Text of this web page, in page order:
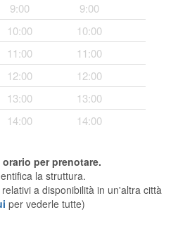
in cloud
9:00
9:00
10:00
10:00
11:00
11:00
12:00
12:00
13:00
13:00
14:00 14:00
per prenotare.
la struttura.
a disponibilità in un'altra città
per vederle tutte)